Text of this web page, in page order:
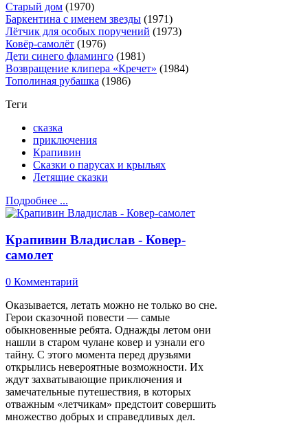
Старый дом (1970)
Баркентина с именем звезды (1971)
Лётчик для особых поручений (1973)
Ковёр-самолёт (1976)
Дети синего фламинго (1981)
Возвращение клипера «Кречет» (1984)
Тополиная рубашка (1986)
Теги
сказка
приключения
Крапивин
Сказки о парусах и крыльях
Летящие сказки
Подробнее ...
Крапивин Владислав - Ковер-
самолет
0 Комментарий
Оказывается, летать можно не только во сне.
Герои сказочной повести — самые
обыкновенные ребята. Однажды летом они
нашли в старом чулане ковер и узнали его
тайну. С этого момента перед друзьями
открылись невероятные возможности. Их
ждут захватывающие приключения и
замечательные путешествия, в которых
отважным «летчикам» предстоит совершить
множество добрых и справедливых дел.